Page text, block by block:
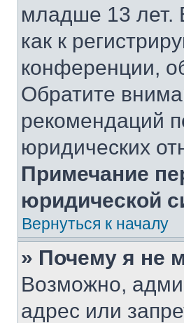
младше 13 лет.
как к
конференции,
Обратите
рекомендаций
юридических
Примечание
юридической
Вернуться к началу
» Почему я не
Возможно,
адрес или